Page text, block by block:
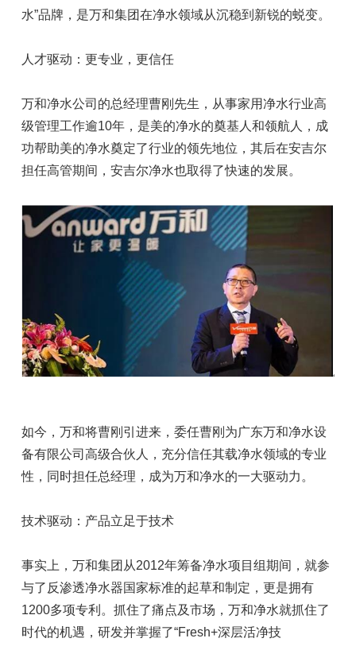
水”品牌，是万和集团在净水领域从沉稳到新锐的蜕变。
人才驱动：更专业，更信任
万和净水公司的总经理曹刚先生，从事家用净水行业高
级管理工作逾10年，是美的净水的奠基人和领航人，成
功帮助美的净水奠定了行业的领先地位，其后在安吉尔
担任高管期间，安吉尔净水也取得了快速的发展。
如今，万和将曹刚引进来，委任曹刚为广东万和净水设
备有限公司高级合伙人，充分信任其载净水领域的专业
性，同时担任总经理，成为万和净水的一大驱动力。
技术驱动：产品立足于技术
事实上，万和集团从2012年筹备净水项目组期间，就参
与了反渗透净水器国家标准的起草和制定，更是拥有
1200多项专利。抓住了痛点及市场，万和净水就抓住了
时代的机遇，研发并掌握了“Fresh+深层活净技